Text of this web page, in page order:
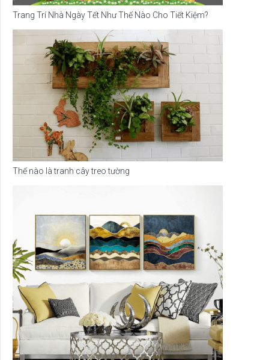
Trang Trí Nhà Ngày Tết Như Thế Nào Cho Tiết Kiệm?
Thế nào là tranh cây treo tường